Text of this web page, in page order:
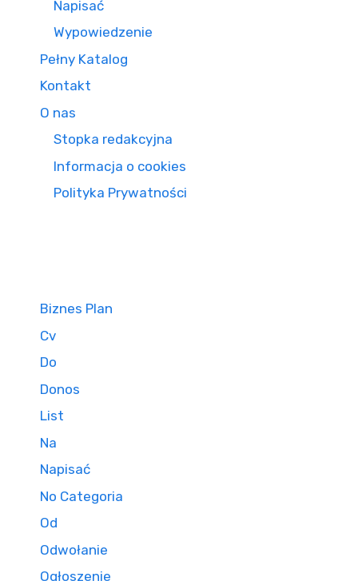
Napisać
Wypowiedzenie
Pełny Katalog
Kontakt
O nas
Stopka redakcyjna
Informacja o cookies
Polityka Prywatności
Biznes Plan
Cv
Do
Donos
List
Na
Napisać
No Categoria
Od
Odwołanie
Ogłoszenie